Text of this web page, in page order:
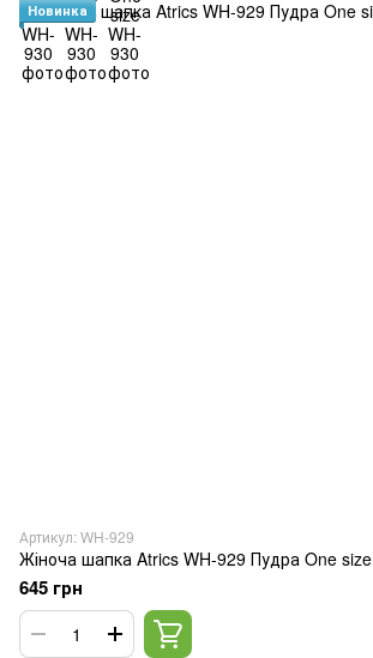
Новинка
Артикул: WH-929
Жіноча шапка Atrics WH-929 Пудра One size
645 грн